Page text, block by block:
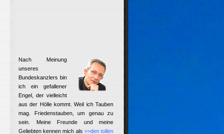
Nach Meinung
unseres
Bundeskanzlers bin
ich ein gefallener
Engel, der vielleicht
aus der Hölle kommt. Weil ich Tauben
mag. Friedenstauben, um genau zu
sein. Meine Freunde und meine
Geliebten kennen mich als >>den tollen